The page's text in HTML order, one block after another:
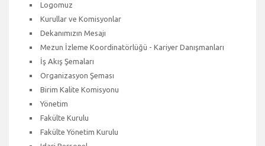
Logomuz
Kurullar ve Komisyonlar
Dekanımızın Mesajı
Mezun İzleme Koordinatörlüğü - Kariyer Danışmanları
İş Akış Şemaları
Organizasyon Şeması
Birim Kalite Komisyonu
Yönetim
Fakülte Kurulu
Fakülte Yönetim Kurulu